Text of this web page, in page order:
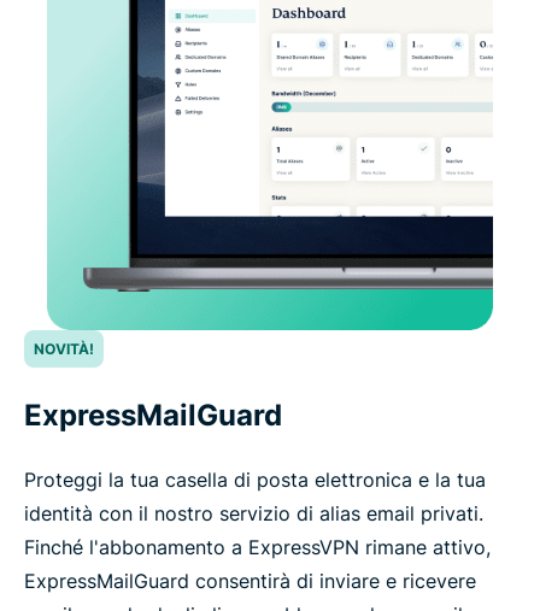
NOVITÀ!
ExpressMailGuard
Proteggi la tua casella di posta elettronica e la tua
identità con il nostro servizio di alias email privati.
Finché l'abbonamento a ExpressVPN rimane attivo,
ExpressMailGuard consentirà di inviare e ricevere